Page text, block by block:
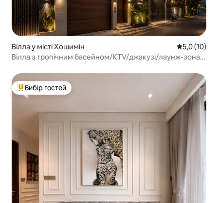
Вілла у місті Хошимін Середня
5,0 (10)
Вілла з тропічним басейном/KTV/джакузі/лаунж-зона
Топ вибір гостей
Вибір гостей